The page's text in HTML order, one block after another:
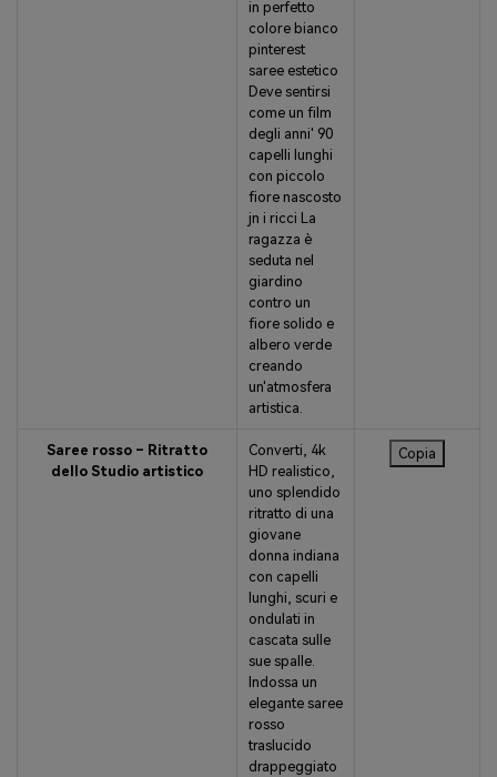
in perfetto
colore bianco
pinterest
saree estetico
Deve sentirsi
come un film
degli anni' 90
capelli lunghi
con piccolo
fiore nascosto
jn i ricci La
ragazza è
seduta nel
giardino
contro un
fiore solido e
albero verde
creando
un'atmosfera
artistica.
Saree rosso – Ritratto
dello Studio artistico
Converti, 4k
HD realistico,
uno splendido
ritratto di una
giovane
donna indiana
con capelli
lunghi, scuri e
ondulati in
cascata sulle
sue spalle.
Indossa un
elegante saree
rosso
traslucido
drappeggiato
Copia